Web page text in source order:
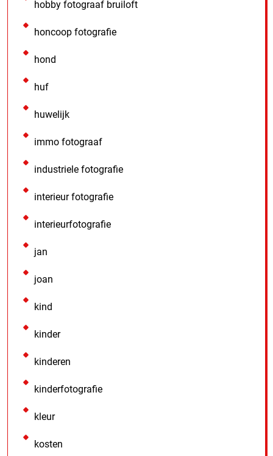
hobby fotograaf bruiloft
honcoop fotografie
hond
huf
huwelijk
immo fotograaf
industriele fotografie
interieur fotografie
interieurfotografie
jan
joan
kind
kinder
kinderen
kinderfotografie
kleur
kosten